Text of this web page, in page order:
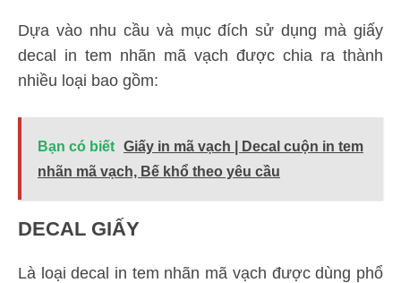
Dựa vào nhu cầu và mục đích sử dụng mà giấy
decal in tem nhãn mã vạch được chia ra thành
nhiều loại bao gồm:
Bạn có biết Giấy in mã vạch | Decal cuộn in tem
nhãn mã vạch, Bế khổ theo yêu cầu
DECAL GIẤY
Là loại decal in tem nhãn mã vạch được dùng phổ